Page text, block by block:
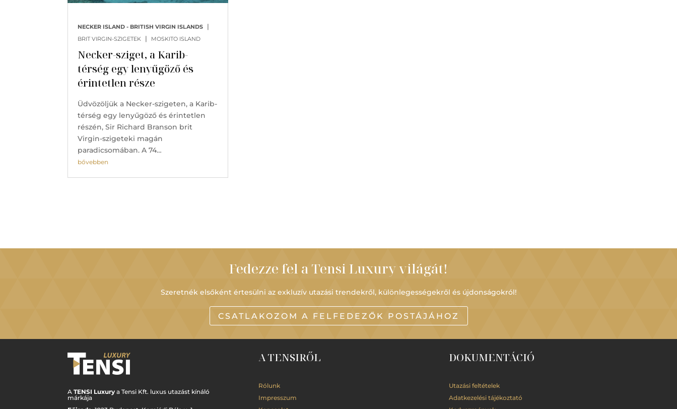
Necker-sziget, a Karib-
térség egy lenyűgöző és
érintetlen része
NECKER ISLAND - BRITISH VIRGIN ISLANDS |
BRIT VIRGIN-SZIGETEK | MOSKITO ISLAND
Üdvözöljük a Necker-szigeten, a Karib-
térség egy lenyűgöző és érintetlen
részén, Sir Richard Branson brit
Virgin-szigeteki magán
paradicsomában. A 74…
bővebben
Fedezze fel a Tensi Luxury világát!
Szeretnék elsőként értesülni az exkluzív utazási trendekről, különlegességekről és újdonságokról!
CSATLAKOZOM A FELFEDEZŐK POSTÁJÁHOZ
ATENSI Luxury a Tensi Kft. luxus utazást kínáló
márkája
A TENSIRŐL
Rólunk
Impresszum
DOKUMENTÁCIÓ
Utazási feltételek
Adatkezelési tájékoztató